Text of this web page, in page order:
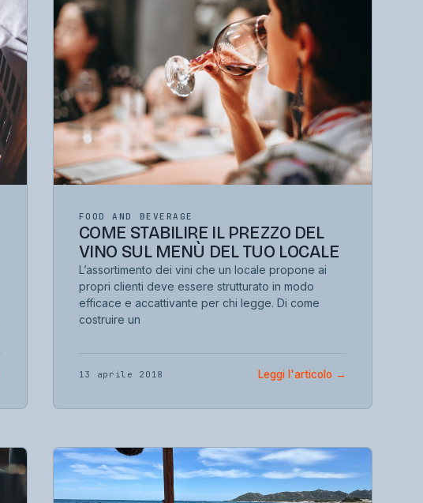
FOOD AND BEVERAGE
COME STABILIRE IL PREZZO DEL
VINO SUL MENÙ DEL TUO LOCALE
L’assortimento dei vini che un locale propone ai
propri clienti deve essere strutturato in modo
efficace e accattivante per chi legge. Di come
costruire un
13 aprile 2018 Leggi l'articolo →